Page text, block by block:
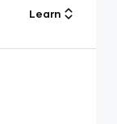
Learn